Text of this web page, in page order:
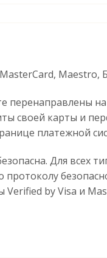
Maestro,
перенаправлены
своей карты и
платежной
Для всех
by Visa и